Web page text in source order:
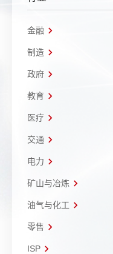
金融
制造
政府
教育
医疗
交通
电力
矿山与冶炼
油气与化工
零售
ISP